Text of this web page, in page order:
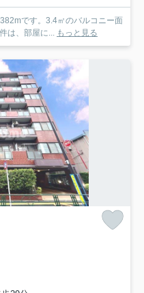
です。3.4㎡のバルコニー面
は、部屋に... もっと見る